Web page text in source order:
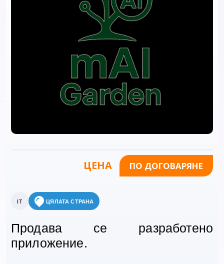
ЦЕНА ПО ДОГОВАРЯНЕ
IT ЦЯЛАТА СТРАНА
Продава се разработено
приложение.